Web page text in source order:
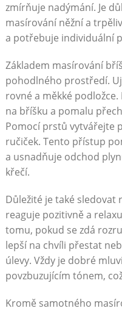
zmírňuje nadýmání. Je
masírování něžní a
a potřebuje individuální
Základem masírování
pohodlného prostředí.
rovné a měkké
na bříšku a pomalu
Pomocí prstů vytvářejte
ručiček. Tento přístup
a usnadňuje odchod
křečí.
Důležité je také sledovat
reaguje pozitivně a
tomu, pokud se zdá
lepší na chvíli přestat
úlevy. Vždy je dobré
povzbuzujícím tónem,
Kromě samotného